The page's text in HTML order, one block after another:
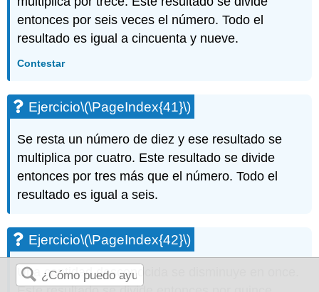
entonces por seis veces el número. Todo el
resultado es igual a cincuenta y nueve.
Contestar
Ejercicio\(\PageIndex{41}\)
Se resta un número de diez y ese resultado se
multiplica por cuatro. Este resultado se divide
entonces por tres más que el número. Todo el
resultado es igual a seis.
Ejercicio\(\PageIndex{42}\)
Una cantidad desconocida se disminuye en once.